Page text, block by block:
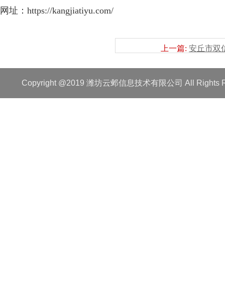
网址： https://kangjiatiyu.com/
上一篇:安丘市双
Copyright @2019 潍坊云邺信息技术有限公司 All Rights